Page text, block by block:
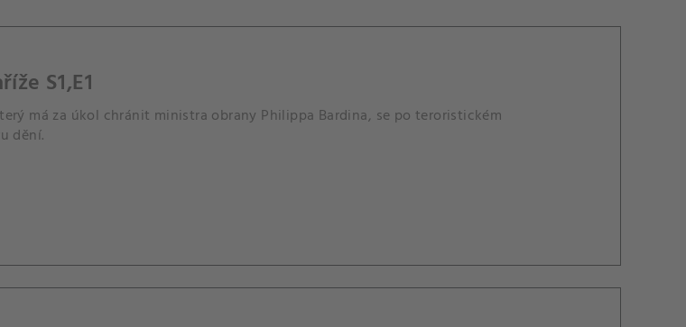
S1,E1
má za úkol chránit ministra obrany Philippa Bardina, se po teroristickém
dění.